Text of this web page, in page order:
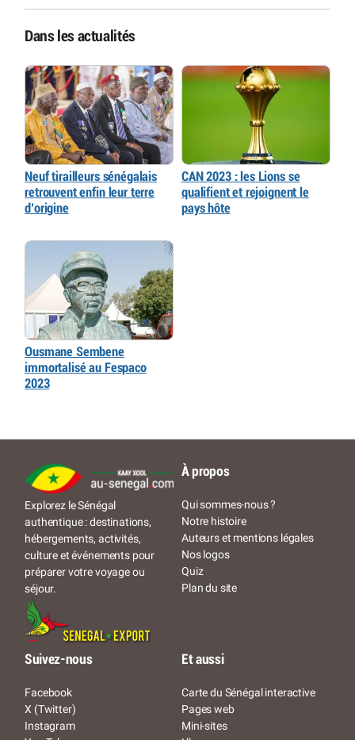
Dans les actualités
Neuf tirailleurs sénégalais
retrouvent enfin leur terre
d’origine
CAN 2023 : les Lions se
qualifient et rejoignent le
pays hôte
Ousmane Sembene
immortalisé au Fespaco
2023
Explorez le Sénégal
authentique : destinations,
hébergements, activités,
culture et événements pour
préparer votre voyage ou
séjour.
À propos
Qui sommes-nous ?
Notre histoire
Auteurs et mentions légales
Nos logos
Quiz
Plan du site
Suivez-nous
Facebook
X (Twitter)
Instagram
Et aussi
Carte du Sénégal interactive
Pages web
Mini-sites